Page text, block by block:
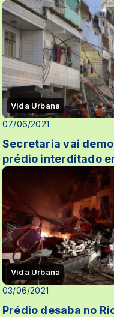
Vida Urbana
07/06/2021
Secretaria vai
prédio interditado
Vida Urbana
03/06/2021
Prédio desaba no